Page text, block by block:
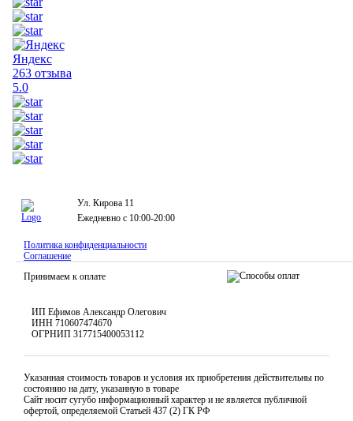
Яндекс
263 отзыва
5.0
Ул. Кирова 11
Ежедневно с 10:00-20:00
Политика конфиденциальности
Соглашение
Принимаем к оплате
ИП Ефимов Александр Олегович
ИНН710607474670
ОГРНИП317715400053112
Указанная стоимость товаров и условия их приобретения действительны по
состоянию на дату, указанную в товаре
Сайт носит сугубо информационный характер и не является публичной
офертой, определяемой Статьей 437 (2) ГК РФ